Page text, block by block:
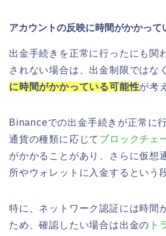
アカウントの反映に時間がかかって
出金手続きを正常に行ったにも関
されない場合は、出金制限ではな
に時間がかかっている可能性が考
Binanceでの出金手続きが正常に
通貨の種類に応じて ブロックチェ
がかかることがあり、さらに仮想
所やウォレットに入金するという
特に、ネットワーク認証には時間
ため、確認したい場合は出金の ト